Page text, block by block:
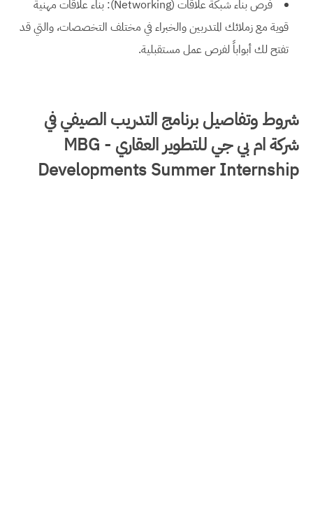
فرص بناء شبكة علاقات (Networking): بناء علاقات مهنية
قوية مع زملائك المتدربين والخبراء في مختلف التخصصات، والتي قد
تفتح لك أبواباً لفرص عمل مستقبلية.
شروط وتفاصيل برنامج التدريب الصيفي في
شركة ‏ام بي جي للتطوير العقاري‏ - MBG
Developments Summer Internship